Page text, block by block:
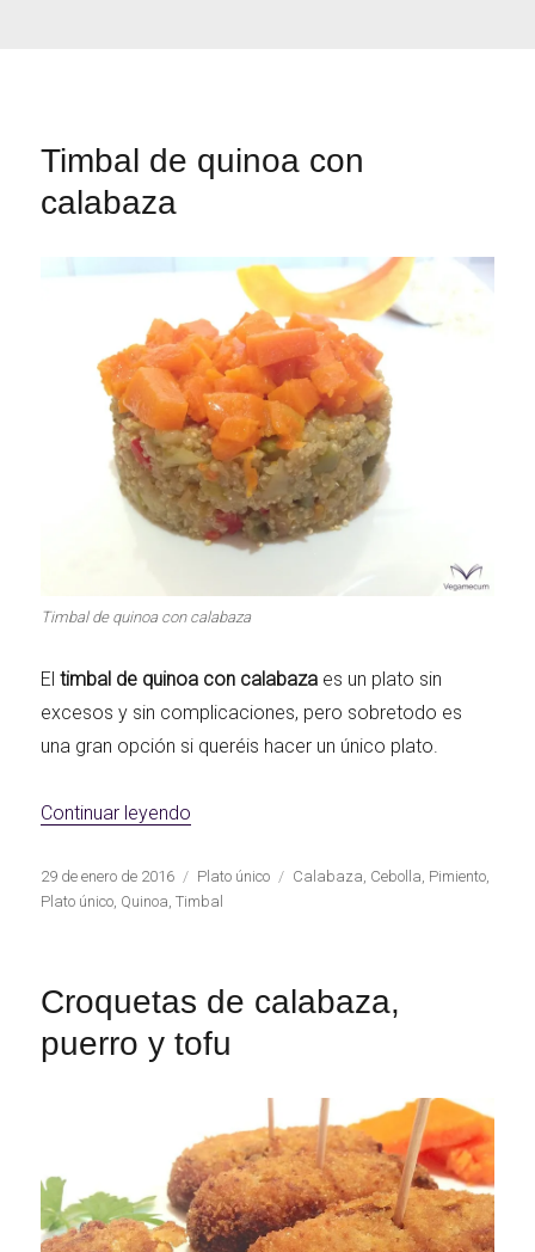
Timbal de quinoa con
calabaza
Timbal de quinoa con calabaza
Eltimbal de quinoa con calabaza es un plato sin
excesos y sin complicaciones, pero sobretodo es
una gran opción si queréis hacer un único plato.
Continuar leyendo
Publicado
el
29 de enero de 2016 Categorías
Plato único Etiquetas
Calabaza, Cebolla, Pimiento,
Plato único, Quinoa,Timbal
Croquetas de calabaza,
puerro y tofu